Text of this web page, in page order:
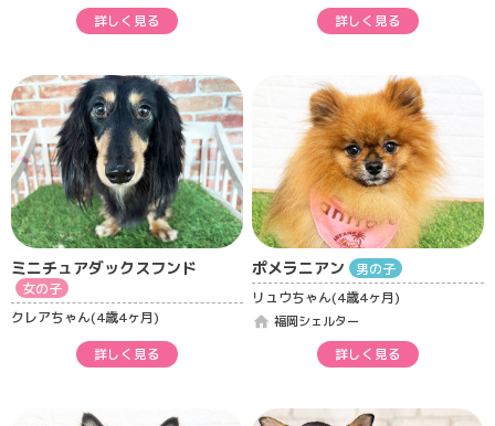
詳しく見る
詳しく見る
ミニチュアダックスフンド
女の子
クレアちゃん(4歳4ヶ月)
詳しく見る
ポメラニアン
男の子
リュウちゃん(4歳4ヶ月)
home 福岡シェルター
詳しく見る